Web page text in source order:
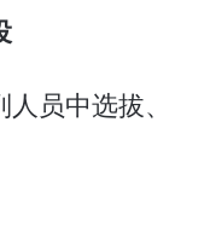
员中选拔、